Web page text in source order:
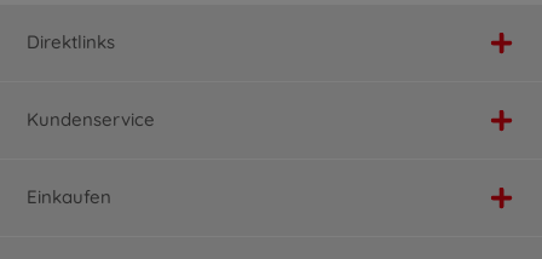
Direktlinks
Kundenservice
Einkaufen